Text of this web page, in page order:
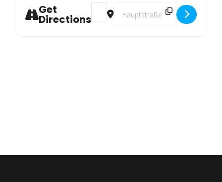
Get
Directions
Address - Jahreshauptversammlung
Destination Address -